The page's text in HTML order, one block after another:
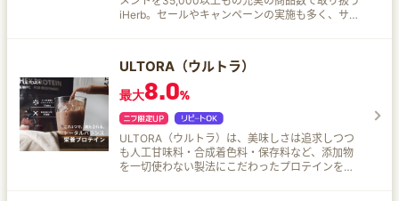
iHerb。セールやキャンペーンの実施も多く、サポ
ULTORA（ウルトラ）
最大8.0%
ULTORA（ウルトラ）は、美味しさは追求しつつ
も人工甘味料・合成着色料・保存料など、添加物
を一切使わない製法にこだわったプロテインを製